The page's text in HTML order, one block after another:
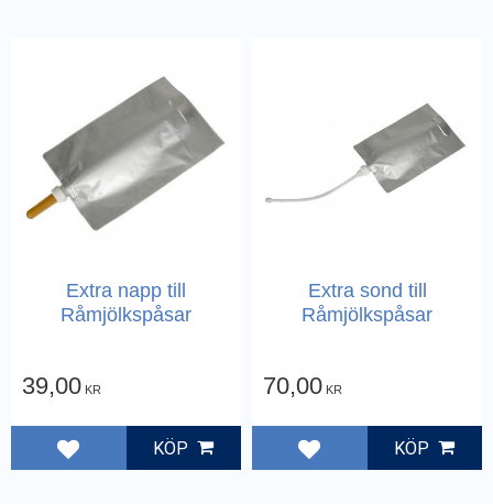
Extra napp till
Råmjölkspåsar
39,00 KR
Lägg till i favoriter
KÖP
Extra sond till
Råmjölkspåsar
70,00 KR
Lägg till i favoriter
KÖP